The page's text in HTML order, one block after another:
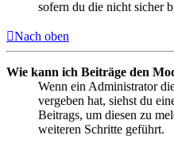
sofern du die nicht sicher
Nach oben
Wie kann ich Beiträge den
Wenn ein Administrator
vergeben hat, siehst du
Beitrags, um diesen zu
weiteren Schritte geführt.